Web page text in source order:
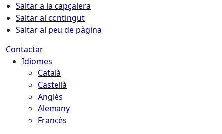
Saltar a la capçalera
Saltar al contingut
Saltar al peu de pàgina
Contactar
Idiomes
Català
Castellà
Anglès
Alemany
Francès